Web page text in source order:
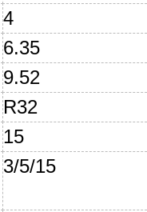
4
6.35
9.52
R32
15
3/5/15